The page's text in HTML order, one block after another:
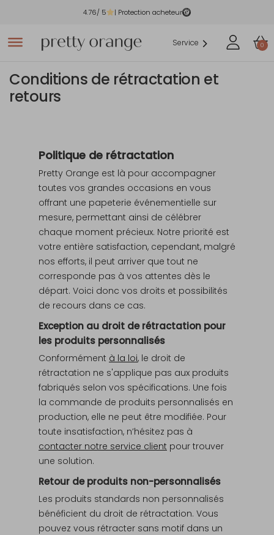
4.76/ 5 | Protection acheteur
Service 0
Conditions de rétractation et
retours
Politique de rétractation
Pretty Orange est là pour accompagner
toutes vos grandes occasions en vous
offrant une papeterie événementielle sur
mesure, permettant ainsi de célébrer
chaque moment précieux. Notre priorité est
votre entière satisfaction, cependant, malgré
nos efforts, il peut arriver que tout ne
corresponde pas à vos attentes dès le
départ. Voici donc vos droits et possibilités
de recours dans ce cas.
Exception au droit de rétractation pour
les produits personnalisés
Conformément à la loi, le droit de
rétractation ne s'applique pas aux produits
fabriqués selon vos spécifications. Une fois
la commande de produits personnalisés en
production, elle ne peut être modifiée. Pour
toute insatisfaction, n’hésitez pas à
contacter notre service client pour trouver
une solution.
Retour de produits non-personnalisés
Les produits standards non personnalisés
bénéficient du droit de rétractation. Vous
pouvez vous rétracter sans motif dans un